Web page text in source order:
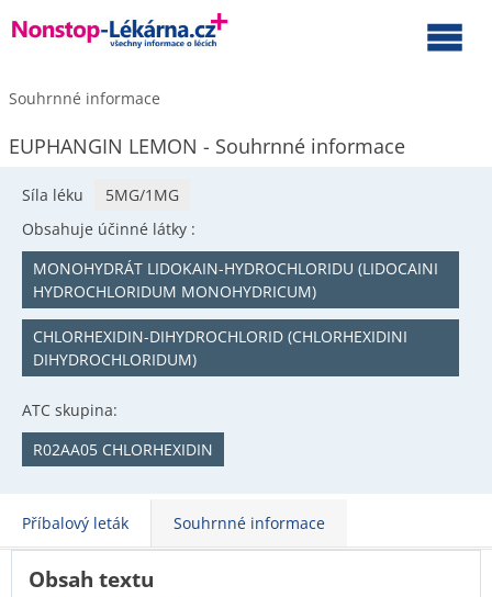
Souhrnné informace
EUPHANGIN LEMON - Souhrnné informace
Síla léku
5MG/1MG
Obsahuje účinné látky :
MONOHYDRÁT LIDOKAIN-HYDROCHLORIDU (LIDOCAINI
HYDROCHLORIDUM MONOHYDRICUM)
CHLORHEXIDIN-DIHYDROCHLORID (CHLORHEXIDINI
DIHYDROCHLORIDUM)
ATC skupina:
R02AA05 CHLORHEXIDIN
Příbalový leták Souhrnné informace
Obsah textu